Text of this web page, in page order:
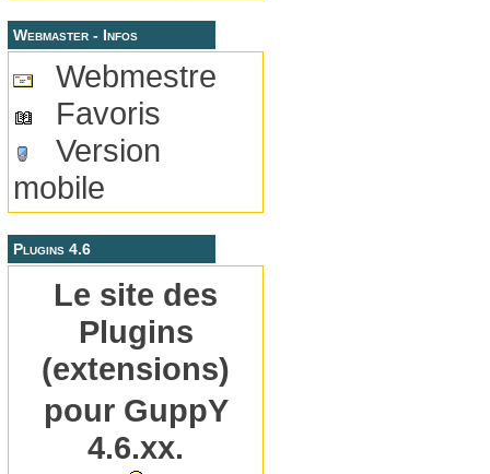
Webmaster - Infos
Webmestre
Favoris
Version
mobile
Plugins 4.6
Le site des
Plugins
(extensions)
pour GuppY
4.6.xx.